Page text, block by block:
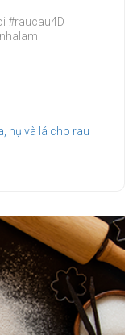
#raucau4D
nụ và lá cho rau